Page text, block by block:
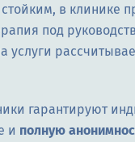
в клинике
под
услуги
гарантируют
и полную